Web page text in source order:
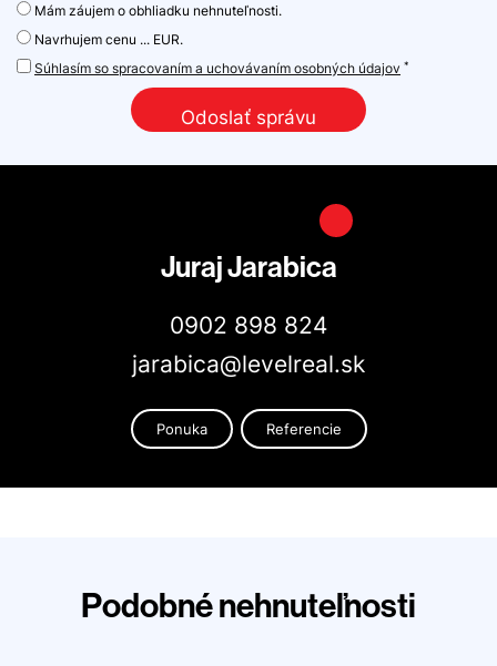
Mám záujem o obhliadku nehnuteľnosti.
Navrhujem cenu ... EUR.
Súhlasím so spracovaním a uchovávaním osobných údajov *
Odoslať správu
Juraj Jarabica
0902 898 824
jarabica@levelreal.sk
Ponuka Referencie
Podobné nehnuteľnosti